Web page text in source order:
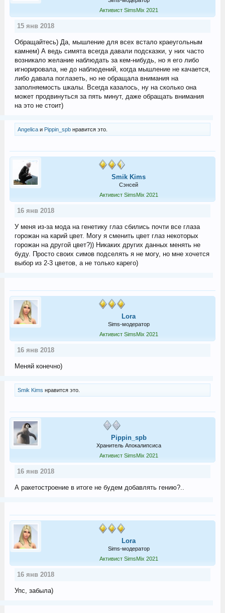
Активист SimsMix 2021
15 янв 2018
Обращайтесь) Да, мышление для всех встало краеугольным
камнем) А ведь симята всегда давали подсказки, у них часто
возникало желание наблюдать за кем-нибудь, но я его либо
игнорировала, не до наблюдений, когда мышление не качается,
либо давала поглазеть, но не обращала внимания на
заполняемость шкалы. Всегда казалось, ну на сколько она
может продвинуться за пять минут, даже обращать внимания
на это не стоит)
Angelicaи Pippin_spbнравится это.
Smik Kims
Сэнсей
Активист SimsMix 2021
16 янв 2018
У меня из-за мода на генетику глаз сбились почти все глаза
горожан на карий цвет. Могу я сменить цвет глаз некоторых
горожан на другой цвет?)) Никаких других данных менять не
буду. Просто своих симов подселять я не могу, но мне хочется
выбор из 2-3 цветов, а не только карего)
Lora
Sims-модератор
Активист SimsMix 2021
16 янв 2018
Меняй конечно)
Smik Kims нравится это.
Pippin_spb
Хранитель Апокалипсиса
Активист SimsMix 2021
16 янв 2018
А ракетостроение в итоге не будем добавлять гению?..
Lora
Sims-модератор
Активист SimsMix 2021
16 янв 2018
Упс, забыла)